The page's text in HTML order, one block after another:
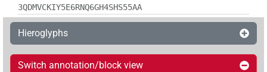
3QDMVCKIY5E6RNQ6GH4SHS55AA
Hieroglyphs
Switch annotation/block view